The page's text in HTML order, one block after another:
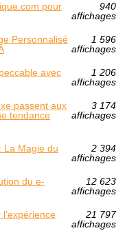
pour
940
affichages
Personnalisé
1 596
affichages
avec
1 206
affichages
passent aux
tendance
3 174
affichages
Magie du
2 394
affichages
du e-
12 623
affichages
21 797
affichages